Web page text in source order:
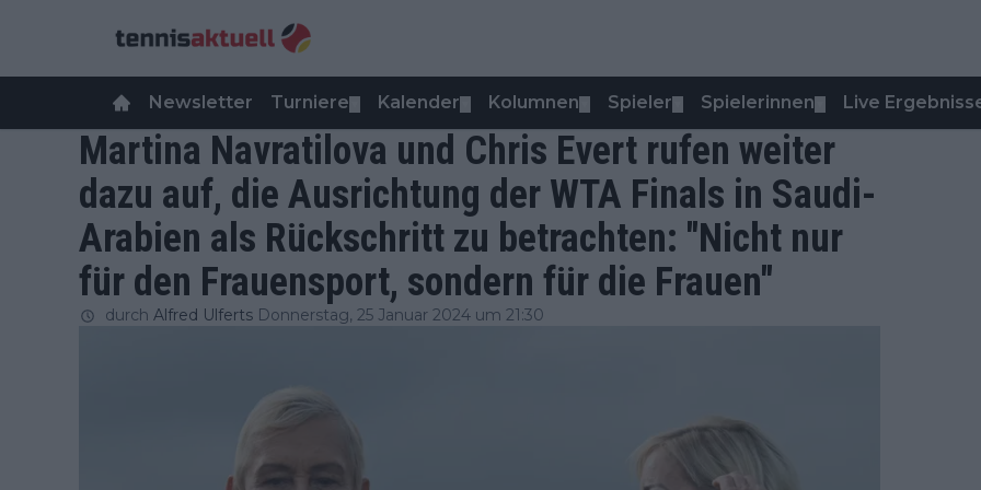
Newsletter Turniere Kalender Kolumnen Spieler Spielerinnen Live
Martina Navratilova und Chris Evert rufen weiter
dazu auf, die Ausrichtung der WTA Finals in Saudi-
Arabien als Rückschritt zu betrachten: "Nicht nur
für den Frauensport, sondern für die Frauen"
durch Alfred Ulferts Donnerstag, 25 Januar 2024 um 21:30